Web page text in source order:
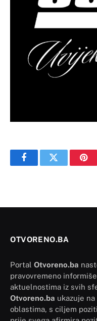
FacebookTwitter
OTVORENO.BA
Portal Otvoreno.ba
pravovremeno
aktuelnostima iz svih
Otvoreno.ba ukazuje
oblastima, s ciljem